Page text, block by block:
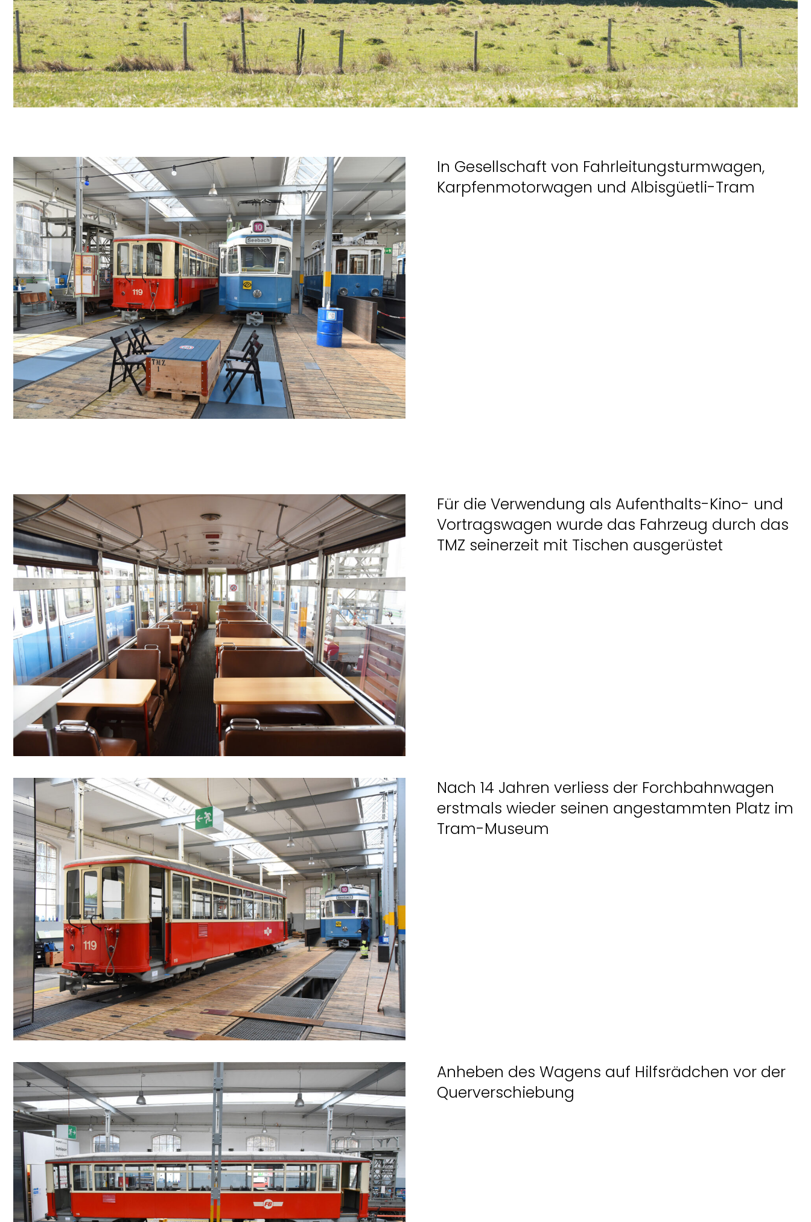
In Gesellschaft von Fahrleitungsturmwagen,
Karpfenmotorwagen und Albisgüetli-Tram
Für die Verwendung als Aufenthalts-Kino- und
Vortragswagen wurde das Fahrzeug durch das
TMZ seinerzeit mit Tischen ausgerüstet
Nach 14 Jahren verliess der Forchbahnwagen
erstmals wieder seinen angestammten Platz im
Tram-Museum
Anheben des Wagens auf Hilfsrädchen vor der
Querverschiebung